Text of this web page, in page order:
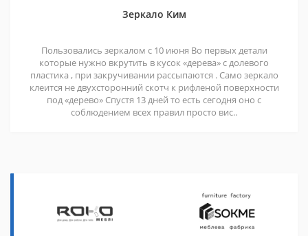
Зеркало Ким
Пользовались зеркалом с 10 июня Во первых детали
которые нужно вкрутить в кусок «дерева» с долевого
пластика , при закручивании рассыпаются . Само зеркало
клеится не двухсторонний скотч к рифленой поверхности
под «дерево» Спустя 13 дней то есть сегодня оно с
соблюдением всех правил просто вис..